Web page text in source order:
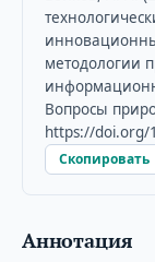
методологии
Вопросы
https://doi.org/
Скопировать
Аннотация